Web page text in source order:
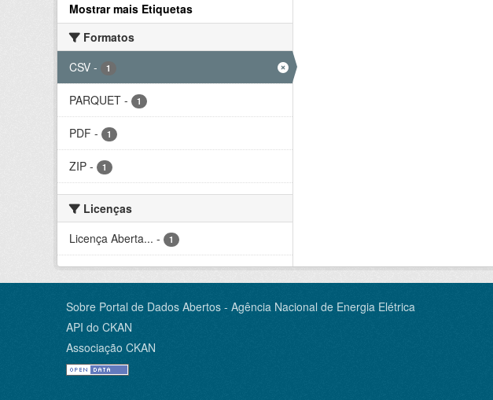
Mostrar mais Etiquetas
Formatos
CSV - 1
PARQUET - 1
PDF - 1
ZIP - 1
Licenças
Licença Aberta... - 1
Sobre Portal de Dados Abertos - Agência Nacional de Energia Elétrica
API do CKAN
Associação CKAN